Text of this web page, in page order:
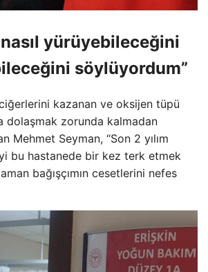
nasıl yürüyebileceğini
söylüyordum”
kazanan ve oksijen tüpü
dolaşmak zorunda kalmadan
Mehmet Seyman, “Son 2 yılım
bu hastanede bir kez terk etmek
bağışçımın cesetlerini nefes